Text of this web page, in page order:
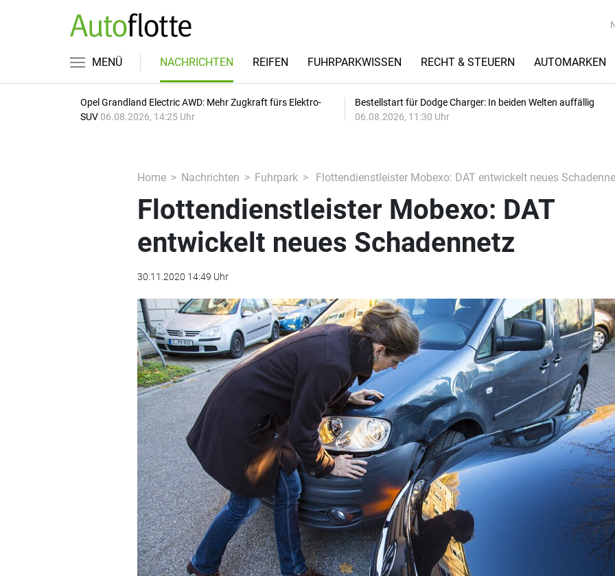
MENÜ NACHRICHTEN REIFEN FUHRPARKWISSEN RECHT & STEUERN AUTOMARKEN
Opel Grandland Electric AWD: Mehr Zugkraft fürs Elektro-
SUV 06.08.2026, 14:25 Uhr
Bestellstart für Dodge Charger: In beiden Welten auffällig
06.08.2026, 11:30 Uhr
Home Nachrichten Fuhrpark Flottendienstleister Mobexo: DAT entwickelt neues
Flottendienstleister Mobexo: DAT
entwickelt neues Schadennetz
30.11.2020 14:49 Uhr